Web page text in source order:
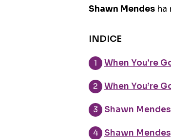
Shawn Mendes ha
INDICE
When You’re
When You’re
Shawn
Shawn